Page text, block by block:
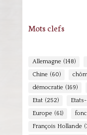
Mots clefs
Allemagne (148)
Chine (60)
démocratie (169)
Etat (252)
Europe (61)
François Hollande